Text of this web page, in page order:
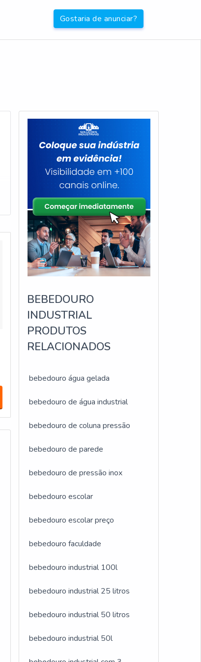
Gostaria de anunciar?
BEBEDOURO
INDUSTRIAL
PRODUTOS
RELACIONADOS
bebedouro água gelada
bebedouro de água industrial
bebedouro de coluna pressão
bebedouro de parede
bebedouro de pressão inox
bebedouro escolar
bebedouro escolar preço
bebedouro faculdade
bebedouro industrial 100l
bebedouro industrial 25 litros
bebedouro industrial 50 litros
bebedouro industrial 50l